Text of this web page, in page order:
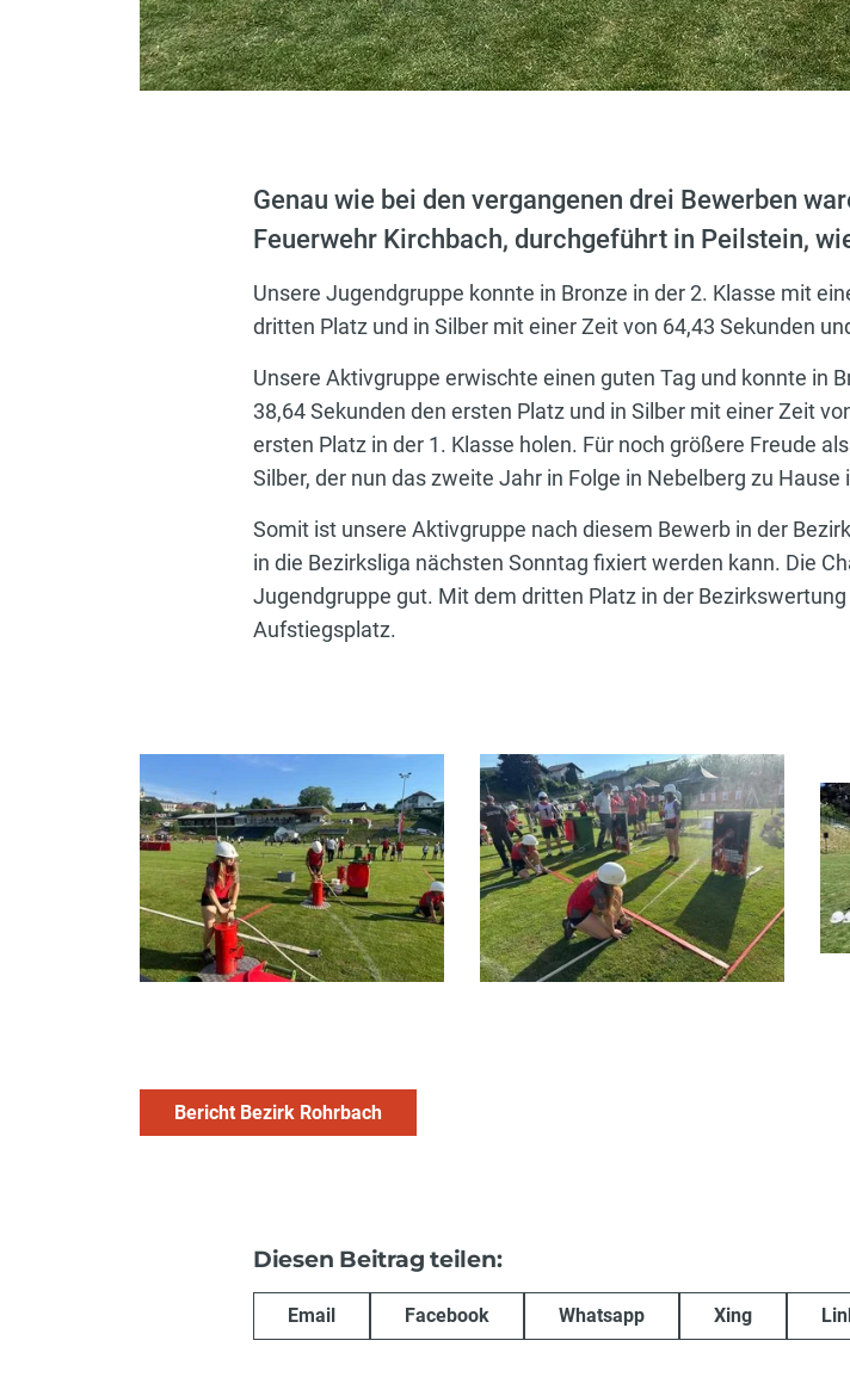
Genau wie bei den vergangenen drei Bewerben
Feuerwehr Kirchbach, durchgeführt in Peilstein,
Unsere Jugendgruppe konnte in Bronze in der 2. Klasse mit
dritten Platz und in Silber mit einer Zeit von 64,43 Sekunden
Unsere Aktivgruppe erwischte einen guten Tag und konnte in
38,64 Sekunden den ersten Platz und in Silber mit einer Zeit
ersten Platz in der 1. Klasse holen. Für noch größere Freude
Silber, der nun das zweite Jahr in Folge in Nebelberg zu Hause
Somit ist unsere Aktivgruppe nach diesem Bewerb in der
in die Bezirksliga nächsten Sonntag fixiert werden kann. Die
Jugendgruppe gut. Mit dem dritten Platz in der
Aufstiegsplatz.
Bericht Bezirk Rohrbach
Diesen Beitrag teilen:
Email Facebook Whatsapp Xing